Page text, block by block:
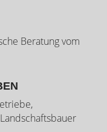
Beratung vom